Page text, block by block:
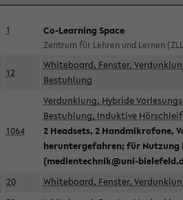
1 Co-Learning Space
Zentrum für Lehren und Lernen
12
Whiteboard, Fenster,
Bestuhlung
1064
Verdunklung, Hybride
Bestuhlung, Induktive
2 Headsets, 2 Handmikrofone,
heruntergefahren; für Nutzung
(medientechnik@uni-
20 Whiteboard, Fenster,